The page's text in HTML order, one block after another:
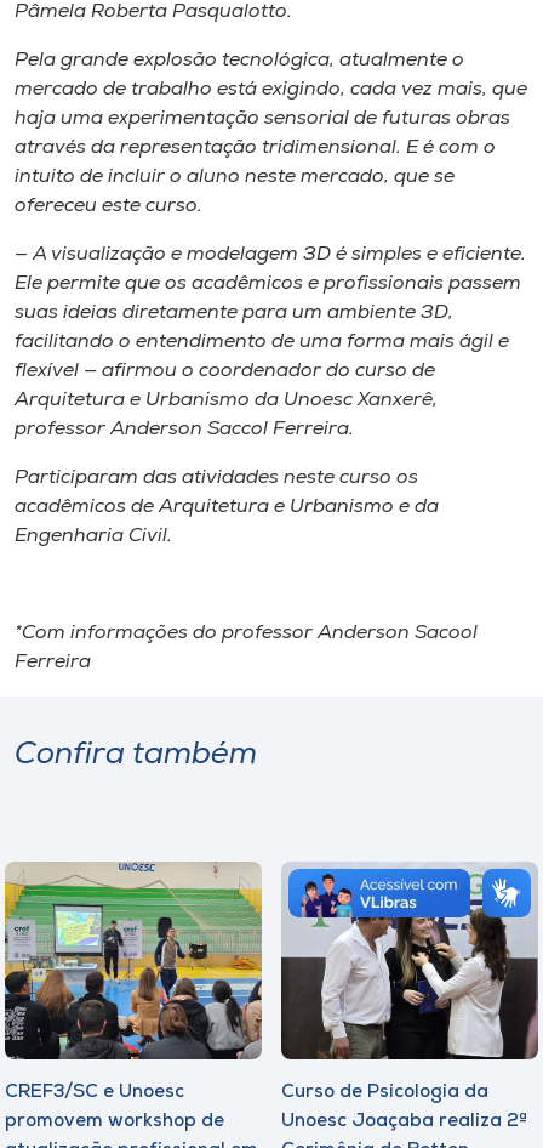
Pâmela Roberta Pasqualotto.
Pela grande explosão tecnológica, atualmente o
mercado de trabalho está exigindo, cada vez mais, que
haja uma experimentação sensorial de futuras obras
através da representação tridimensional. E é com o
intuito de incluir o aluno neste mercado, que se
ofereceu este curso.
— A visualização e modelagem 3D é simples e eficiente.
Ele permite que os acadêmicos e profissionais passem
suas ideias diretamente para um ambiente 3D,
facilitando o entendimento de uma forma mais ágil e
flexível — afirmou o coordenador do curso de
Arquitetura e Urbanismo da Unoesc Xanxerê,
professor Anderson Saccol Ferreira.
Participaram das atividades neste curso os
acadêmicos de Arquitetura e Urbanismo e da
Engenharia Civil.
*Com informações do professor Anderson Sacool
Ferreira
Confira também
CREF3/SC e Unoesc
promovem workshop de
Curso de Psicologia da
Unoesc Joaçaba realiza 2ª